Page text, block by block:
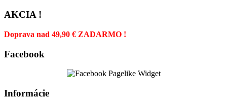
AKCIA !
Doprava nad 49,90 € ZADARMO !
Facebook
Informácie